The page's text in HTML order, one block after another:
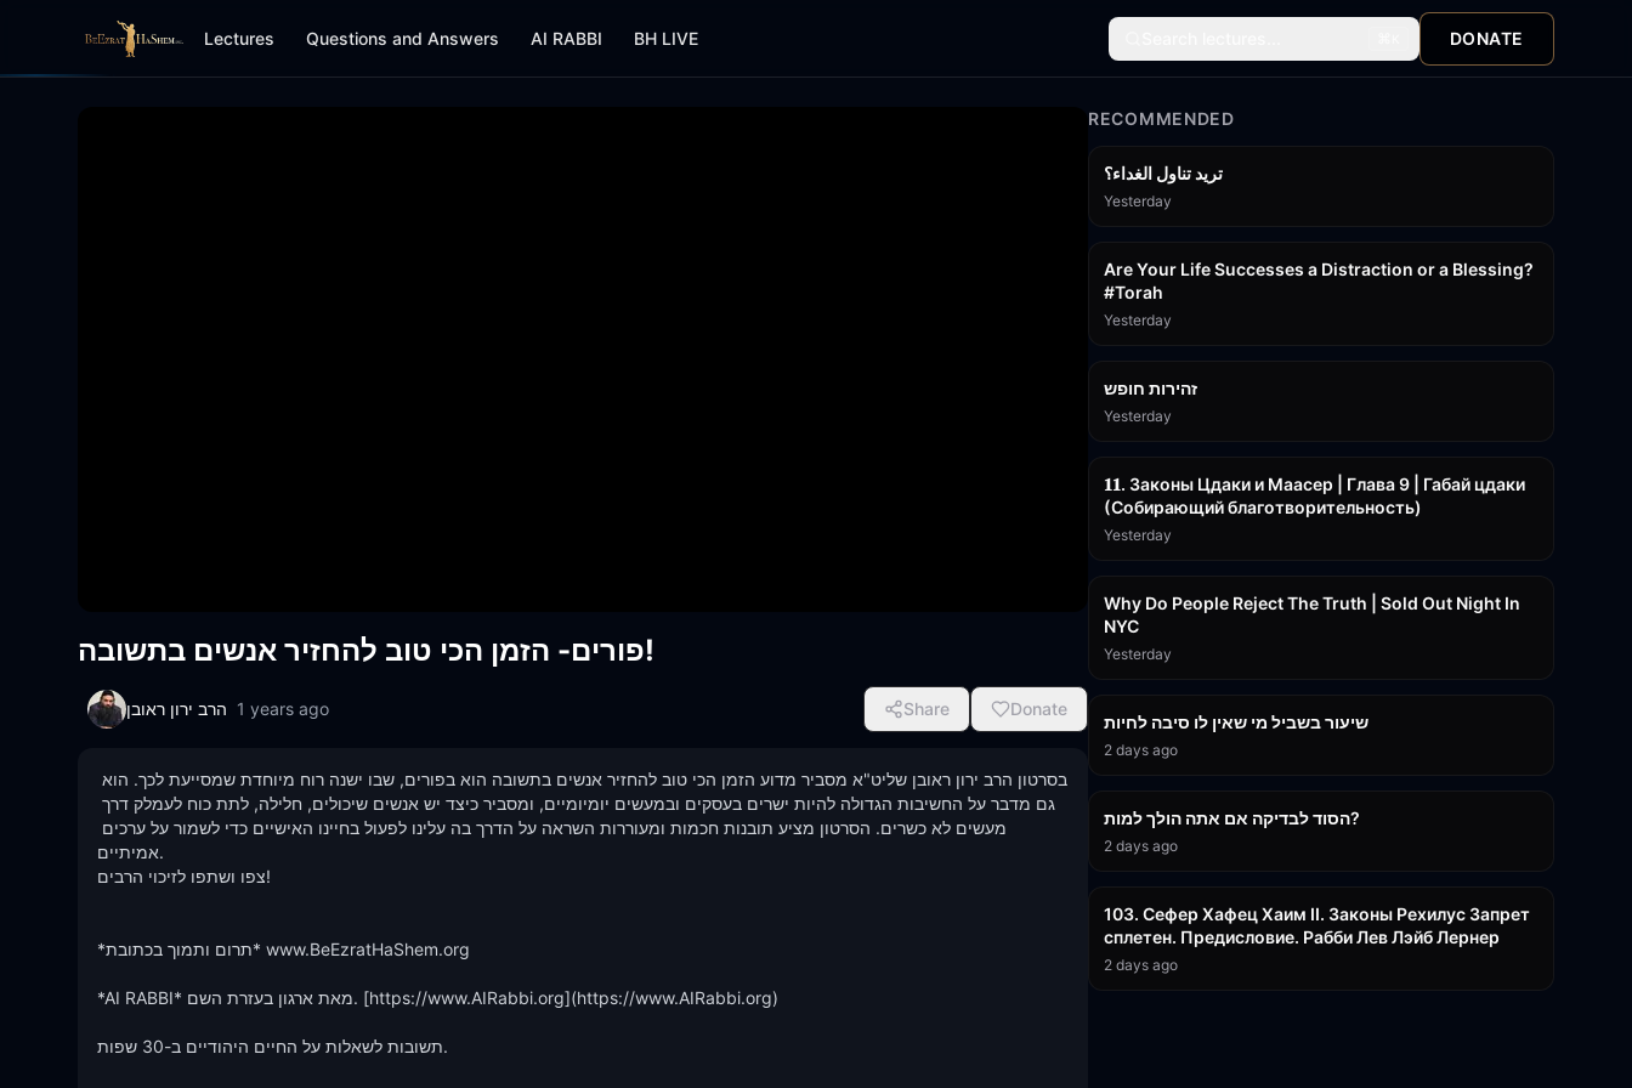
Lectures Questions and Answers AI RABBI BH LIVE DONATE
פורים- הזמן הכי טוב להחזיר אנשים בתשובה!
הרב ירון ראובן 1 years ago Share Donate
אמיתיים.
צפו ושתפו לזיכוי הרבים!
*תרום ותמוך בכתובת* www.BeEzratHaShem.org
*AI RABBI* מאת ארגון בעזרת השם. [https://www.AIRabbi.org](https://www.AIRabbi.org)
תשובות לשאלות על החיים היהודיים ב-30 שפות.
RECOMMENDED
تريد تناول الغداء؟
Yesterday
Are Your Life Successes a Distraction or a Blessing?
#Torah
Yesterday
זהירות חופש
Yesterday
𝟏𝟏. Законы Цдаки и Маасер | Глава 9 | Габай цдаки
(Собирающий благотворительность)
Yesterday
Why Do People Reject The Truth | Sold Out Night In
NYC
Yesterday
שיעור בשביל מי שאין לו סיבה לחיות
2 days ago
הסוד לבדיקה אם אתה הולך למות?
2 days ago
103. Сефер Хафец Хаим II. Законы Рехилус Запрет
сплетен. Предисловие. Рабби Лев Лэйб Лернер
2 days ago